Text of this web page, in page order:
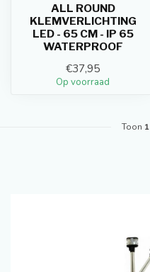
ALL ROUND
KLEMVERLICHTING
LED - 65 CM - IP 65
WATERPROOF
€37,95
Op voorraad
Toon 1